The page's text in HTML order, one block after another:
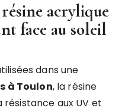
acrylique
face au soleil
dans une
à Toulon, la résine
aux UV et